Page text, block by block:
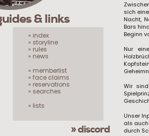
sich
Nacht,
Bars
Beginn
Nur
Wir
Unser
als
durch
& links
» index
» storyline
» rules
» news
» memberlist
» face claims
» reservations
» searches
» lists
» discord